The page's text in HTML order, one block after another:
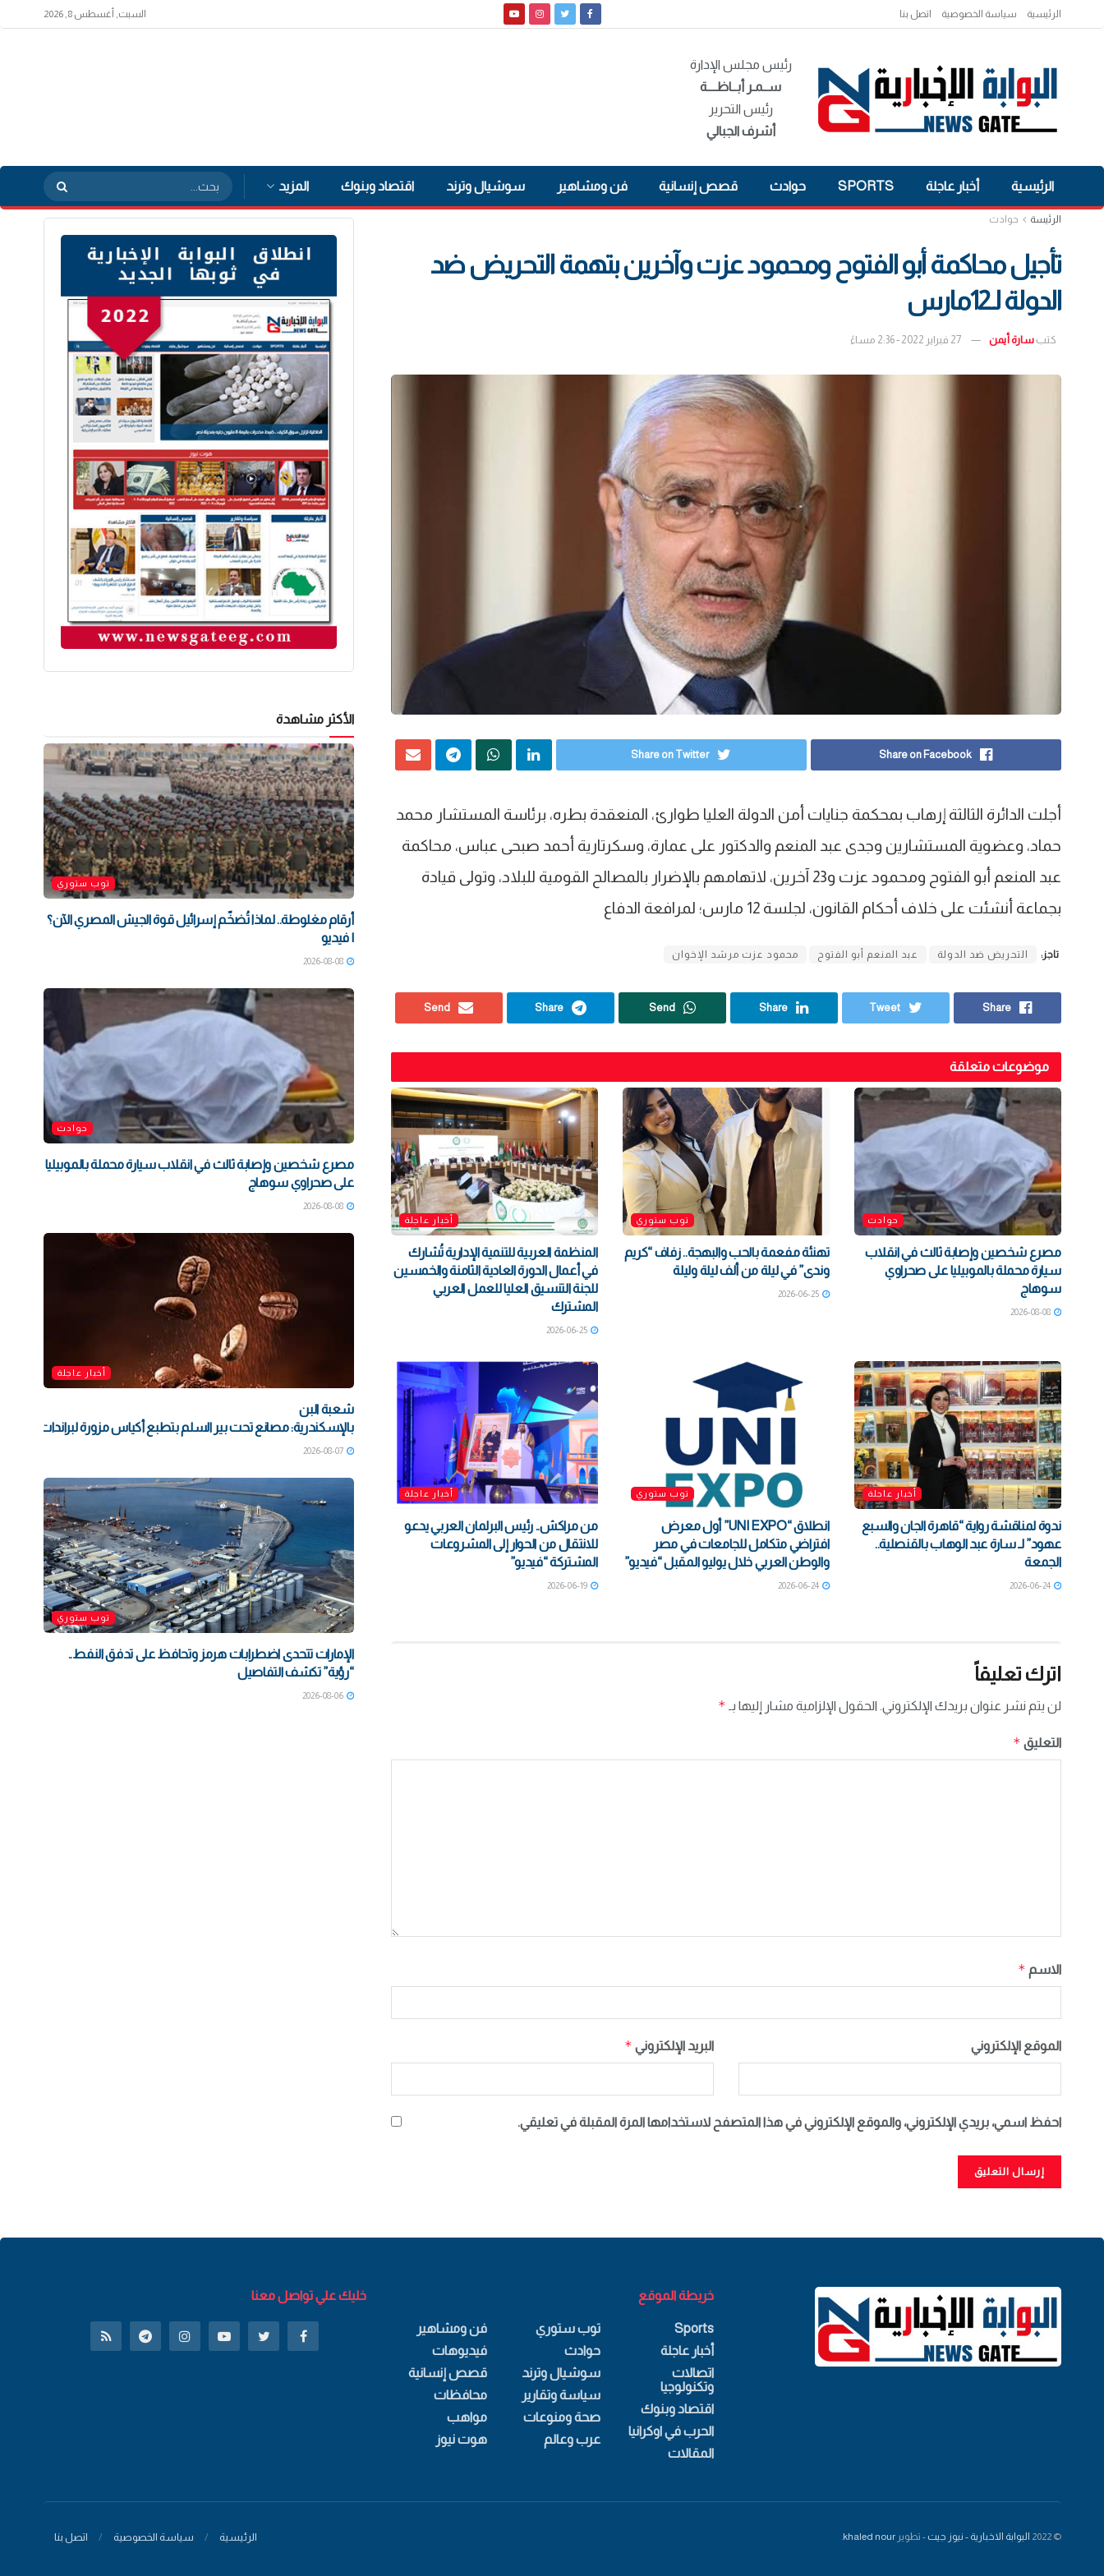
الرئيسية سياسة الخصوصية اتصل بنا السبت, أغسطس 8, 2026
رئيس مجلس الإدارة
ســمـر أبــاظــــة
رئيس التحرير
أشرف الجبالي
الرئيسية أخبار عاجلة SPORTS حوادث قصص إنسانية فن ومشاهير سوشيال وترند اقتصاد وبنوك المزيد
الرئيسة حوادث
تأجيل محاكمة أبو الفتوح ومحمود عزت وآخرين بتهمة التحريض ضد
الدولة لـ12مارس
كتب سارة أيمن 27 فبراير 2022 - 2:36 مساءً
Share on Facebook
Share on Twitter
أجلت الدائرة الثالثة إرهاب بمحكمة جنايات أمن الدولة العليا طوارئ، المنعقدة بطره، برئاسة المستشار محمد
حماد، وعضوية المستشارين وجدى عبد المنعم والدكتور على عمارة، وسكرتارية أحمد صبحى عباس، محاكمة
عبد المنعم أبو الفتوح ومحمود عزت و23 آخرين، لاتهامهم بالإضرار بالمصالح القومية للبلاد، وتولى قيادة
بجماعة أنشئت على خلاف أحكام القانون، لجلسة 12 مارس؛ لمرافعة الدفاع
تاجز: التحريض ضد الدولة عبد المنعم أبو الفتوح محمود عزت مرشد الإخوان
Share
Tweet
Share
Send
Share
Send
موضوعات متعلقة
حوادث
مصرع شخصين وإصابة ثالث في انقلاب
سيارة محملة بالموبيليا على صحراوي
سوهاج
2026-08-08
توب ستوري
تهنئة مفعمة بالحب والبهجة.. زفاف “كريم
وندى” في ليلة من ألف ليلة وليلة
2026-06-25
أخبار عاجلة
المنظمة العربية للتنمية الإدارية تُشارك
في أعمال الدورة العادية الثامنة والخمسين
للجنة التنسيق العليا للعمل العربي
المشترك
2026-06-25
أخبار عاجلة
ندوة لمناقشة رواية “قاهرة الجان والسبع
عهود” لـ سارة عبد الوهاب بالقنصلية..
الجمعة
2026-06-24
توب ستوري
انطلاق “UNI EXPO” أول معرض
افتراضي متكامل للجامعات في مصر
والوطن العربي خلال يوليو المقبل “فيديو”
2026-06-24
أخبار عاجلة
من مراكش.. رئيس البرلمان العربي يدعو
للانتقال من الحوار إلى المشروعات
المشتركة “فيديو”
2026-06-19
اترك تعليقاً
لن يتم نشر عنوان بريدك الإلكتروني. الحقول الإلزامية مشار إليها بـ *
التعليق *
الاسم *
البريد الإلكتروني * الموقع الإلكتروني
احفظ اسمي، بريدي الإلكتروني، والموقع الإلكتروني في هذا المتصفح لاستخدامها المرة المقبلة في تعليقي.
الأكثر مشاهدة
توب ستوري
أرقام مغلوطة.. لماذا تُضخّم إسرائيل قوة الجيش المصري الآن؟
| فيديو
2026-08-08
حوادث
مصرع شخصين وإصابة ثالث في انقلاب سيارة محملة بالموبيليا
على صحراوي سوهاج
2026-08-08
أخبار عاجلة
شعبة البن
بالإسكندرية: مصانع تحت بير السلم بتطبع أكياس مزورة لبراندات شهيرة
2026-08-07
توب ستوري
الإمارات تتحدى اضطرابات هرمز وتحافظ على تدفق النفط..
“رؤية” تكشف التفاصيل
2026-08-06
خريطة الموقع
Sports
أخبار عاجلة
اتصالات
وتكنولوجيا
اقتصاد وبنوك
الحرب في اوكرانيا
المقالات
توب ستوري
حوادث
سوشيال وترند
سياسة وتقارير
صحة ومنوعات
عرب وعالم
فن ومشاهير
فيديوهات
قصص إنسانية
محافظات
مواهب
هوت نيوز
خليك علي تواصل معنا
الرئيسية سياسة الخصوصية اتصل بنا © 2022 البوابة الاخبارية - نيوز جيت - تطويرkhaled nour
.